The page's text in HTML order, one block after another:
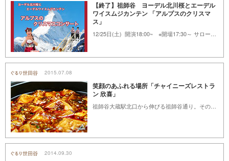
【終了】祖師谷 ヨーデル北川桜とエーデル
ワイスムジカンテン 「アルプスのクリスマ
ス」
2015.07.08
笑顔のあふれる場所「チャイニーズレストラ
ン 欣喜」
2014.09.30